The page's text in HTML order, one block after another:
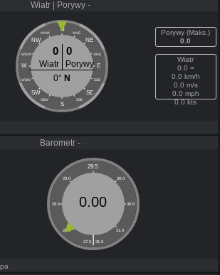
Wiatr | Porywy -
N
NNW NNE
NW NE
WNW ENE
W E
WSW ESE
SW SE
SSW SSE
S
0 0
Wiatr
Porywy
0° N
Porywy (Maks.)
0.0
Wiatr
0.0 =
0.0 km/h
0.0 m/s
0.0 mph
0.0 kts
Barometr -
29.5
29.0 30.0
28.5 30.5
28.0 31.0
|
27.5 31.5
0.00